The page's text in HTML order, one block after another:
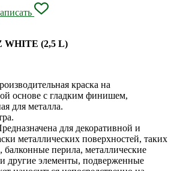
WHITE (2,5 L)
краска на
основе с гладким финишем,
для металла.
для декоративной и
металлических поверхностей, таких
балконные перила, металлические
другие элементы, подверженные